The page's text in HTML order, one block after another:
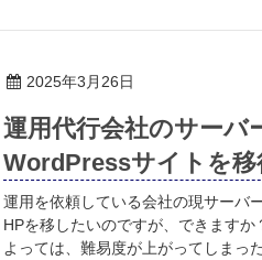
2025年3月26日
運用代行会社のサーバ
WordPressサイトを移
運用を依頼している会社の現サーバ
HPを移したいのですが、できます
よっては、難易度が上がってしまっ